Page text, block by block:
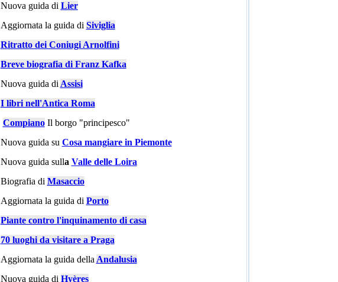
Nuova guida di Lier
Aggiornata la guida di Siviglia
Ritratto dei Coniugi Arnolfini
Breve biografia di Franz Kafka
Nuova guida di Assisi
I libri nell'Antica Roma
Compiano Il borgo "principesco"
Nuova guida su Cosa mangiare in Piemonte
Nuova guida sulla Valle delle Loira
Biografia di Masaccio
Aggiornata la guida di Porto
Piante contro l'inquinamento di casa
70 luoghi da visitare a Praga
Aggiornata la guida della Andalusia
Nuova guida di Hyères